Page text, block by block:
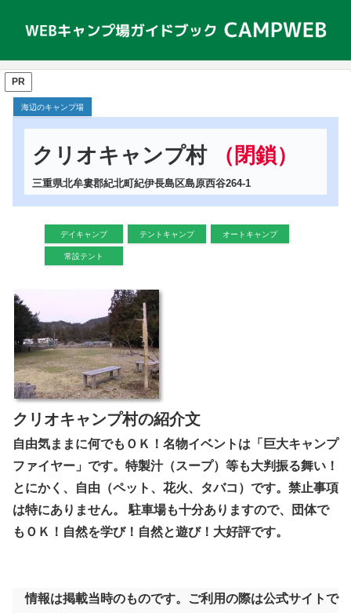
PR
海辺のキャンプ場
クリオキャンプ村 （閉鎖）
三重県北牟婁郡紀北町紀伊長島区島原西谷264-1
デイキャンプ テントキャンプ オートキャンプ
常設テント
クリオキャンプ村の紹介文
自由気ままに何でもＯＫ！名物イベントは「巨大キャンプ
ファイヤー」です。特製汁（スープ）等も大判振る舞い！
とにかく、自由（ペット、花火、タバコ）です。禁止事項
は特にありません。 駐車場も十分ありますので、団体で
もＯＫ！自然を学び！自然と遊び！大好評です。
情報は掲載当時のものです。ご利用の際は公式サイトで